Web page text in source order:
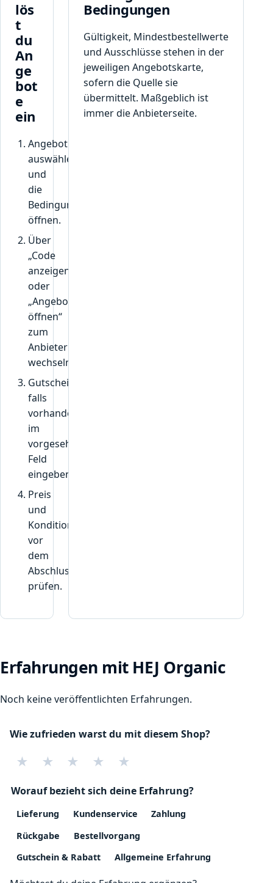
lös
t
du
An
ge
bot
e
ein
Angebot
auswählen
und
die
Bedingungen
öffnen.
Über
„Code
anzeigen“
oder
„Angebot
öffnen“
zum
Anbieter
wechseln.
Gutscheincode,
falls
vorhanden,
im
vorgesehenen
Feld
eingeben.
Preis
und
Konditionen
vor
dem
Abschluss
prüfen.
Bedingungen
Gültigkeit, Mindestbestellwerte
und Ausschlüsse stehen in der
jeweiligen Angebotskarte,
sofern die Quelle sie
übermittelt. Maßgeblich ist
immer die Anbieterseite.
Erfahrungen mit HEJ Organic
Noch keine veröffentlichten Erfahrungen.
Wie zufrieden warst du mit diesem Shop?
★ ★ ★ ★ ★
Worauf bezieht sich deine Erfahrung?
Lieferung Kundenservice
Zahlung
Rückgabe
Bestellvorgang
Gutschein & Rabatt
Allgemeine Erfahrung